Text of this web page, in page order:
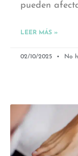
pueden
LEER MÁS »
02/10/2025 No